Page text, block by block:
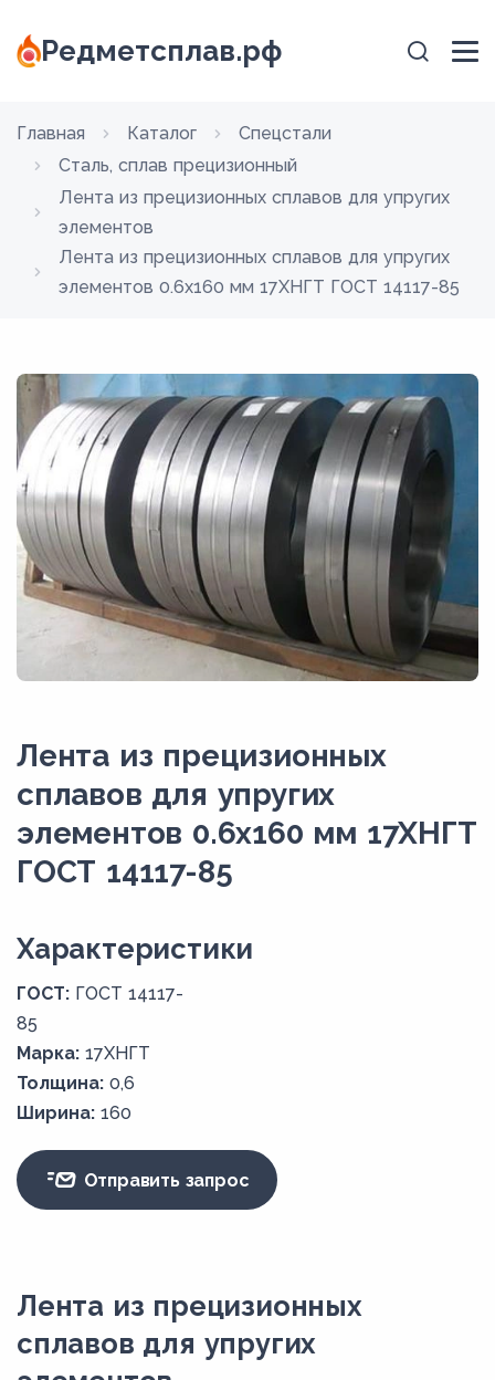
Редметсплав.рф
Главная Каталог
Спецстали
Сталь, сплав прецизионный
Лента из прецизионных сплавов для упругих
элементов
Лента из прецизионных сплавов для упругих
элементов 0.6x160 мм 17ХНГТ ГОСТ 14117-85
Лента из прецизионных
сплавов для упругих
элементов 0.6x160 мм 17ХНГТ
ГОСТ 14117-85
Xарактеристики
ГОСТ: ГОСТ 14117-
85
Марка: 17ХНГТ
Толщина: 0,6
Ширина: 160
Отправить запрос
Лента из прецизионных
сплавов для упругих